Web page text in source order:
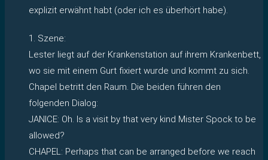
explizit erwähnt habt (oder ich es überhört habe).
1. Szene:
Lester liegt auf der Krankenstation auf ihrem Krankenbett,
wo sie mit einem Gurt fixiert wurde und kommt zu sich.
Chapel betritt den Raum. Die beiden führen den
folgenden Dialog:
JANICE: Oh. Is a visit by that very kind Mister Spock to be
allowed?
CHAPEL: Perhaps that can be arranged before we reach